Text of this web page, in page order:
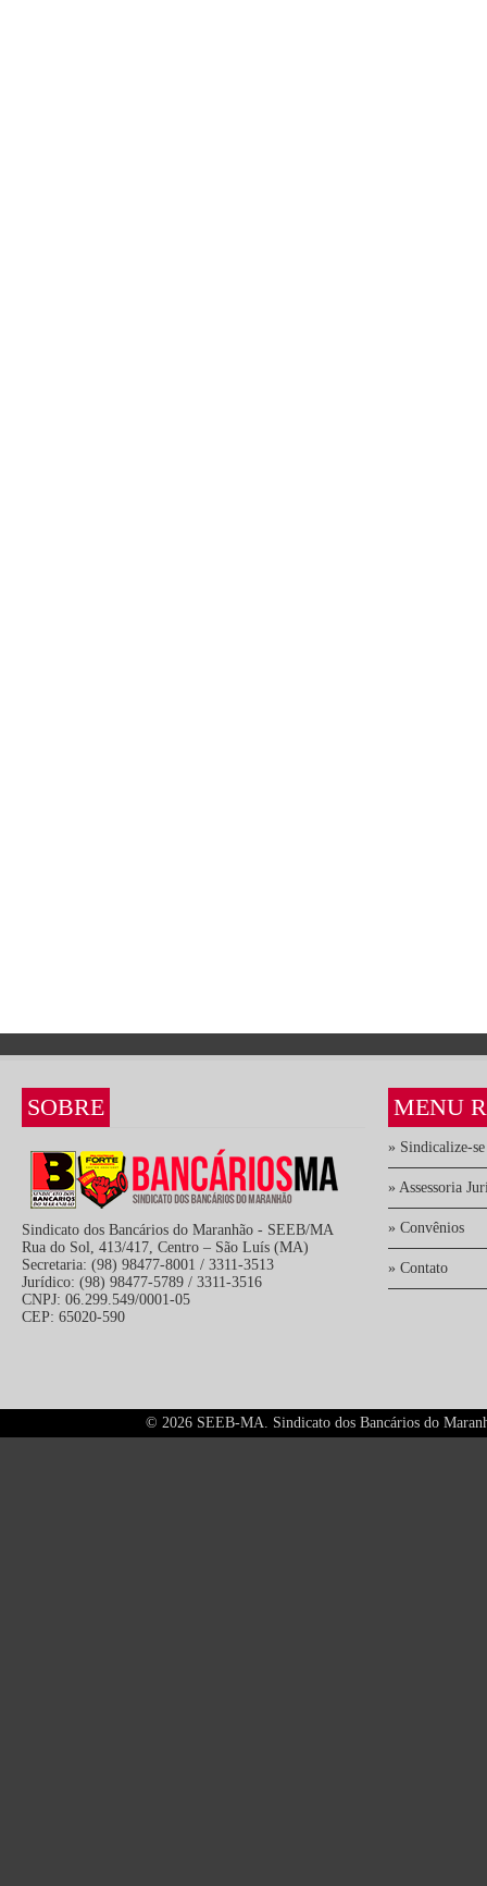
SOBRE
Sindicato dos Bancários do Maranhão - SEEB/MA
Rua do Sol, 413/417, Centro – São Luís (MA)
Secretaria: (98) 98477-8001 / 3311-3513
Jurídico: (98) 98477-5789 / 3311-3516
CNPJ: 06.299.549/0001-05
CEP: 65020-590
MENU
» Sindicalize-se
» Assessoria
» Convênios
» Contato
© 2026 SEEB-MA. Sindicato dos Bancários do